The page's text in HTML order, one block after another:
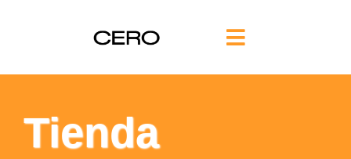
Toggle
Navigation
FILOSOFÍA
Tienda